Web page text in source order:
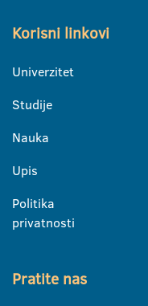
Korisni linkovi
Univerzitet
Studije
Nauka
Upis
Politika
privatnosti
Pratite nas